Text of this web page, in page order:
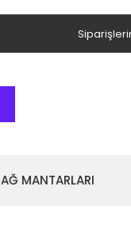
AĞ MANTARLARI